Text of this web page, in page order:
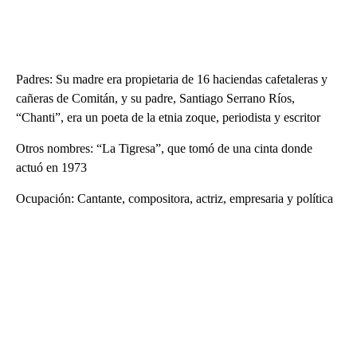
Padres: Su madre era propietaria de 16 haciendas cafetaleras y
cañeras de Comitán, y su padre, Santiago Serrano Ríos,
“Chanti”, era un poeta de la etnia zoque, periodista y escritor
Otros nombres: “La Tigresa”, que tomó de una cinta donde
actuó en 1973
Ocupación: Cantante, compositora, actriz, empresaria y política